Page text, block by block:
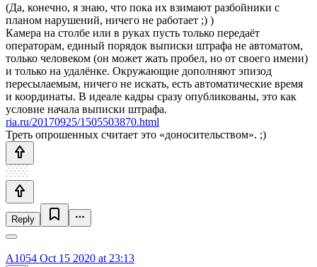
(Да, конечно, я знаю, что пока их взимают разбойники с
планом нарушений, ничего не работает ;) )
Камера на столбе или в руках пусть только передаёт
операторам, единый порядок выписки штрафа не автоматом,
только человеком (он может жать пробел, но от своего имени)
и только на удалёнке. Окружающие дополняют эпизод
пересылаемым, ничего не искать, есть автоматические время
и координаты. В идеале кадры сразу опубликованы, это как
условие начала выписки штрафа.
ria.ru/20170925/1505503870.html
Треть опрошенных считает это «доносительством». ;)
Reply
A1054 Oct 15 2020 at 23:13